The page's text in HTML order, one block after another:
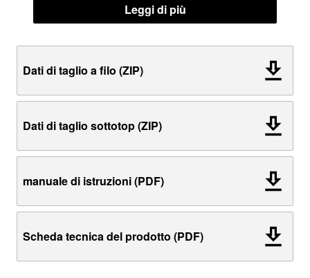
Leggi di più
Dati di taglio a filo (ZIP)
Dati di taglio sottotop (ZIP)
manuale di istruzioni (PDF)
Scheda tecnica del prodotto (PDF)